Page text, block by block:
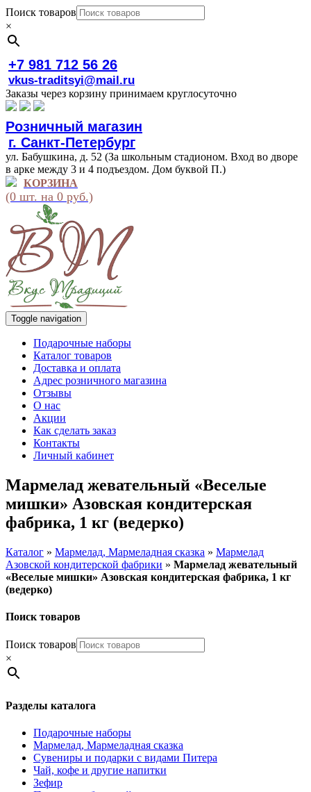
Поиск товаров
×
+7 981 712 56 26
vkus-traditsyi@mail.ru
Заказы через корзину принимаем круглосуточно
Розничный магазин
г. Санкт-Петербург
ул. Бабушкина, д. 52 (За школьным стадионом. Вход во дворе
в арке между 3 и 4 подъездом. Дом буквой П.)
КОРЗИНА
(0 шт. на 0 руб.)
Toggle navigation
Подарочные наборы
Каталог товаров
Доставка и оплата
Адрес розничного магазина
Отзывы
О нас
Акции
Как сделать заказ
Контакты
Личный кабинет
Мармелад жевательный «Веселые
мишки» Азовская кондитерская
фабрика, 1 кг (ведерко)
Каталог » Мармелад, Мармеладная сказка » Мармелад
Азовской кондитерской фабрики » Мармелад жевательный
«Веселые мишки» Азовская кондитерская фабрика, 1 кг
(ведерко)
Поиск товаров
Поиск товаров
×
Разделы каталога
Подарочные наборы
Мармелад, Мармеладная сказка
Сувениры и подарки с видами Питера
Чай, кофе и другие напитки
Зефир